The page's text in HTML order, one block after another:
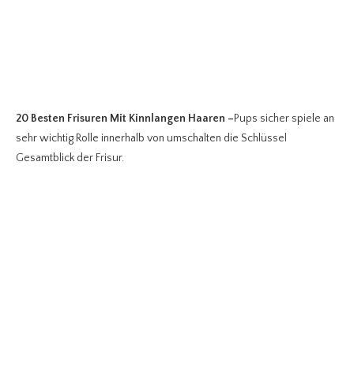
20 Besten Frisuren Mit Kinnlangen Haaren –Pups sicher spiele an
sehr wichtig Rolle innerhalb von umschalten die Schlüssel
Gesamtblick der Frisur.